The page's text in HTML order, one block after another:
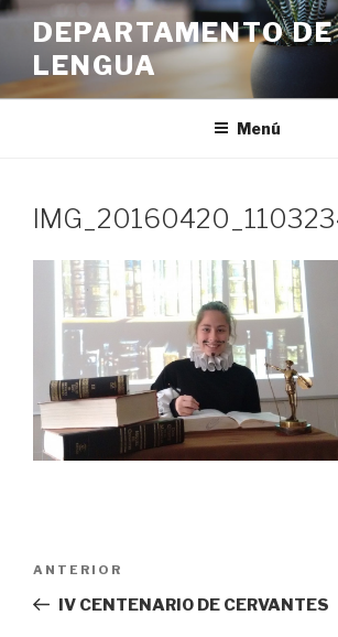
Ir
contenido
DEPARTAMENTO DE
LENGUA
Menú
entradas
Entrada
anterior:
ANTERIOR
IV CENTENARIO DE CERVANTES